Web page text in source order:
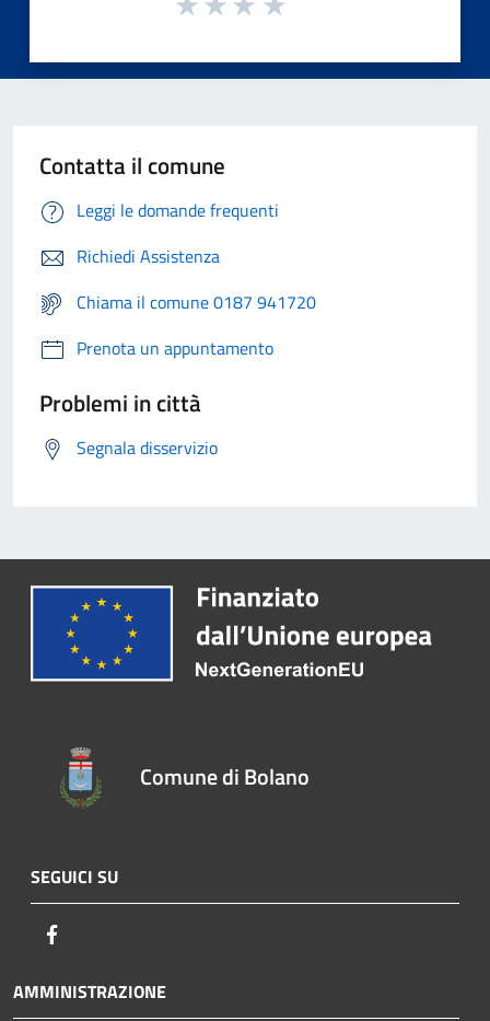
Contatta il comune
Leggi le domande frequenti
Richiedi Assistenza
Chiama il comune 0187 941720
Prenota un appuntamento
Problemi in città
Segnala disservizio
Comune di Bolano
SEGUICI SU
AMMINISTRAZIONE